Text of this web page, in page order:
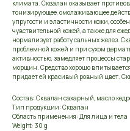
климата. Сквалан оказывает
тонизирующее, омолаживающее
упругости и эластичности кожи,
чувствительной кожей, а также для
нормализует работу сальных желез.
проблемной кожей и при сухом
активностью, замедляет процессы
морщин. Средство хорошо
придает ей красивый ровный цвет.
Состав: Сквалан сахарный, масло
Тип продукции: Сквалан
Область применения: Для лица и тела
Weight: 30 g